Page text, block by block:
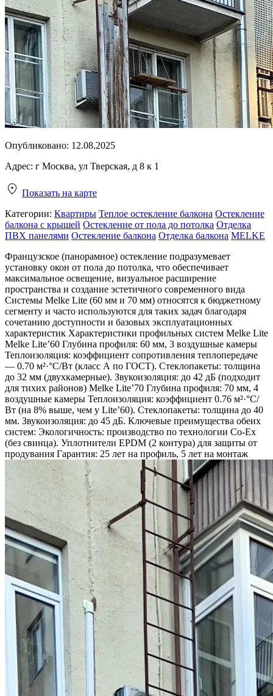
Опубликовано: 12.08.2025
Адрес: г Москва, ул Тверская, д 8 к 1
Показать на карте
Категории: Квартиры Теплое остекление балкона Остекление
балкона с крышей Остекление от пола до потолка Отделка
ПВХ панелями Остекление балкона Отделка балкона MELKE
Французское (панорамное) остекление подразумевает
установку окон от пола до потолка, что обеспечивает
максимальное освещение, визуальное расширение
пространства и создание эстетичного современного вида
Системы Melke Lite (60 мм и 70 мм) относятся к бюджетному
сегменту и часто используются для таких задач благодаря
сочетанию доступности и базовых эксплуатационных
характеристик Характеристики профильных систем Melke Lite
Melke Lite’60 Глубина профиля: 60 мм, 3 воздушные камеры
Теплоизоляция: коэффициент сопротивления теплопередаче
— 0.70 м²·°C/Вт (класс А по ГОСТ). Стеклопакеты: толщина
до 32 мм (двухкамерные). Звукоизоляция: до 42 дБ (подходит
для тихих районов) Melke Lite’70 Глубина профиля: 70 мм, 4
воздушные камеры Теплоизоляция: коэффициент 0.76 м²·°C/
Вт (на 8% выше, чем у Lite’60). Стеклопакеты: толщина до 40
мм. Звукоизоляция: до 45 дБ. Ключевые преимущества обеих
систем: Экологичность: производство по технологии Co-Ex
(без свинца). Уплотнители EPDM (2 контура) для защиты от
продувания Гарантия: 25 лет на профиль, 5 лет на монтаж